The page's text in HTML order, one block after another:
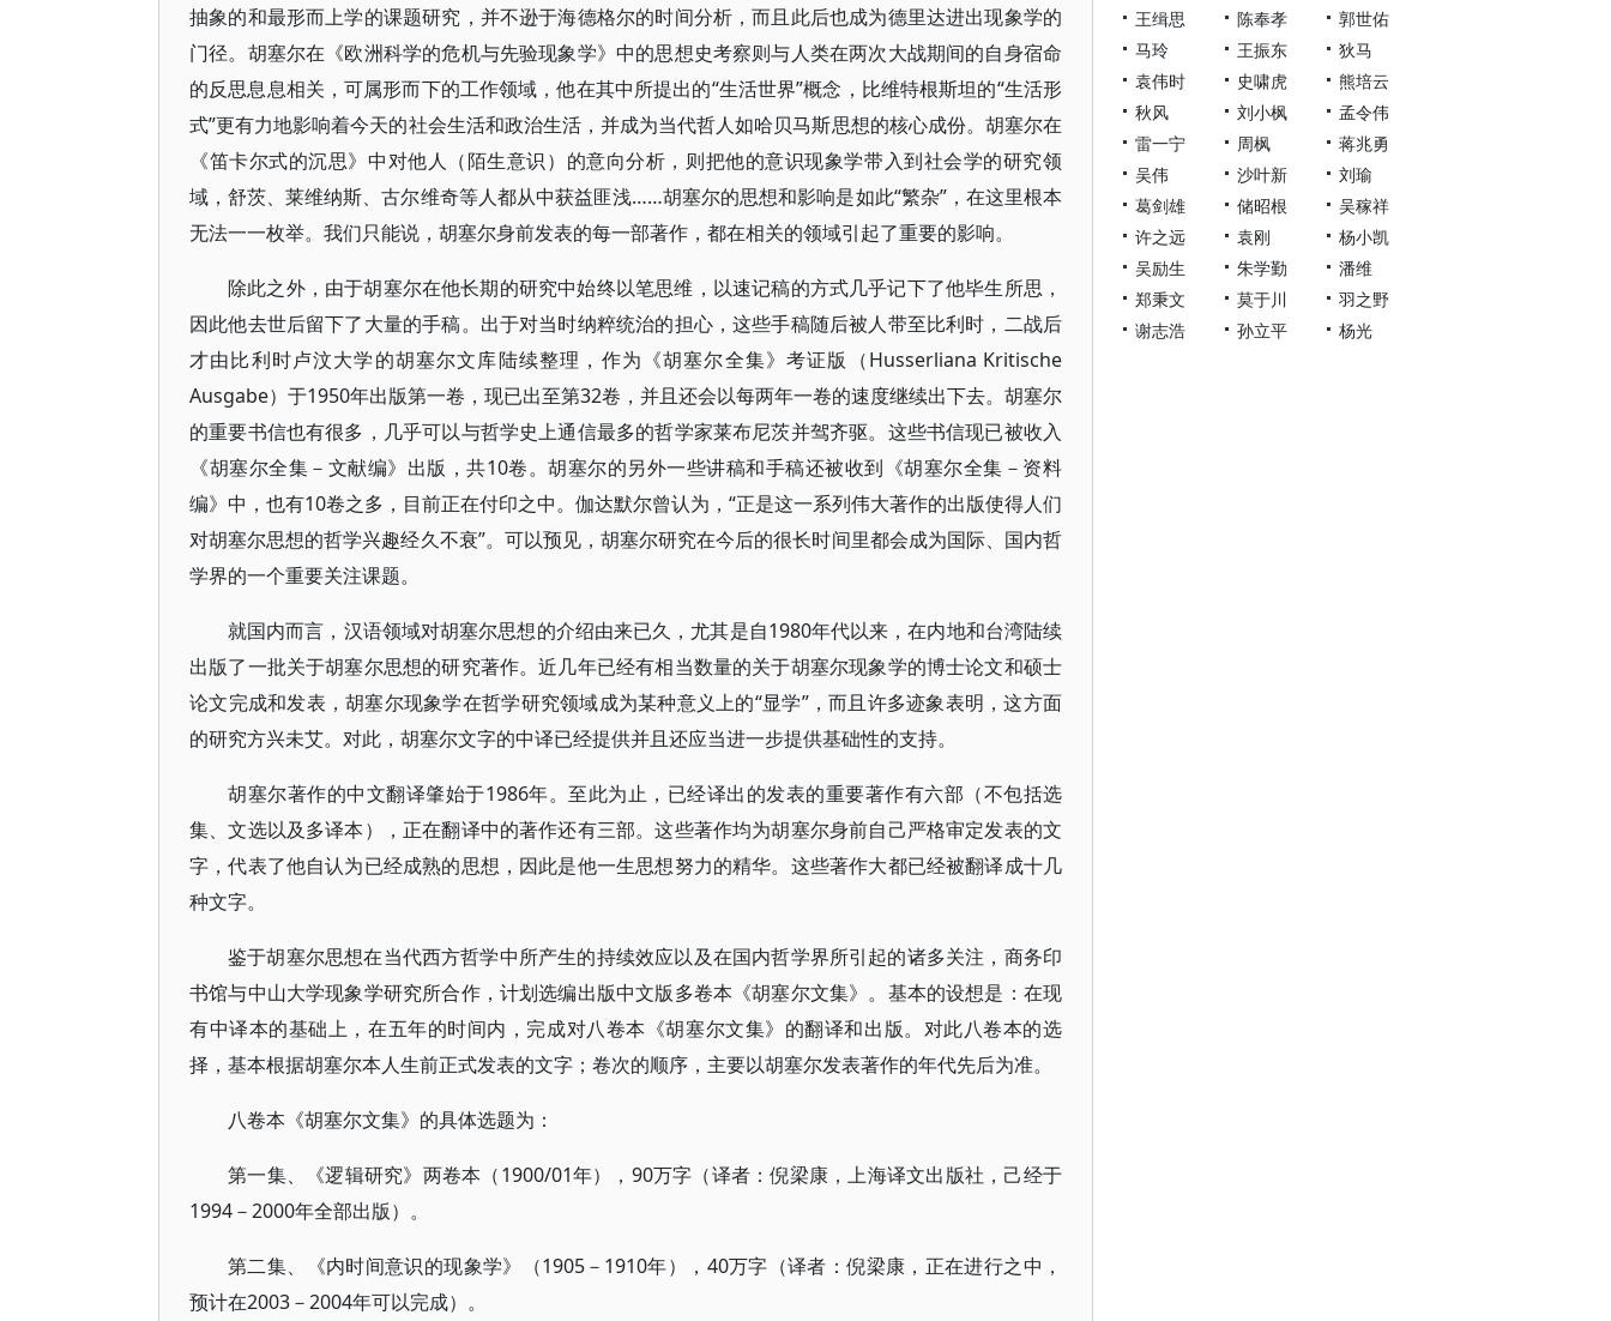
抽象的和最形而上学的课题研究，并不逊于海德格尔的时间分析，而且此后也成为德里达进出现象学的
门径。胡塞尔在《欧洲科学的危机与先验现象学》中的思想史考察则与人类在两次大战期间的自身宿命
的反思息息相关，可属形而下的工作领域，他在其中所提出的“生活世界”概念，比维特根斯坦的“生活形
式”更有力地影响着今天的社会生活和政治生活，并成为当代哲人如哈贝马斯思想的核心成份。胡塞尔在
《笛卡尔式的沉思》中对他人（陌生意识）的意向分析，则把他的意识现象学带入到社会学的研究领
域，舒茨、莱维纳斯、古尔维奇等人都从中获益匪浅……胡塞尔的思想和影响是如此“繁杂”，在这里根本
无法一一枚举。我们只能说，胡塞尔身前发表的每一部著作，都在相关的领域引起了重要的影响。
除此之外，由于胡塞尔在他长期的研究中始终以笔思维，以速记稿的方式几乎记下了他毕生所思，
因此他去世后留下了大量的手稿。出于对当时纳粹统治的担心，这些手稿随后被人带至比利时，二战后
才由比利时卢汶大学的胡塞尔文库陆续整理，作为《胡塞尔全集》考证版（Husserliana Kritische
Ausgabe）于1950年出版第一卷，现已出至第32卷，并且还会以每两年一卷的速度继续出下去。胡塞尔
的重要书信也有很多，几乎可以与哲学史上通信最多的哲学家莱布尼茨并驾齐驱。这些书信现已被收入
《胡塞尔全集－文献编》出版，共10卷。胡塞尔的另外一些讲稿和手稿还被收到《胡塞尔全集－资料
编》中，也有10卷之多，目前正在付印之中。伽达默尔曾认为，“正是这一系列伟大著作的出版使得人们
对胡塞尔思想的哲学兴趣经久不衰”。可以预见，胡塞尔研究在今后的很长时间里都会成为国际、国内哲
学界的一个重要关注课题。
就国内而言，汉语领域对胡塞尔思想的介绍由来已久，尤其是自1980年代以来，在内地和台湾陆续
出版了一批关于胡塞尔思想的研究著作。近几年已经有相当数量的关于胡塞尔现象学的博士论文和硕士
论文完成和发表，胡塞尔现象学在哲学研究领域成为某种意义上的“显学”，而且许多迹象表明，这方面
的研究方兴未艾。对此，胡塞尔文字的中译已经提供并且还应当进一步提供基础性的支持。
胡塞尔著作的中文翻译肇始于1986年。至此为止，已经译出的发表的重要著作有六部（不包括选
集、文选以及多译本），正在翻译中的著作还有三部。这些著作均为胡塞尔身前自己严格审定发表的文
字，代表了他自认为已经成熟的思想，因此是他一生思想努力的精华。这些著作大都已经被翻译成十几
种文字。
鉴于胡塞尔思想在当代西方哲学中所产生的持续效应以及在国内哲学界所引起的诸多关注，商务印
书馆与中山大学现象学研究所合作，计划选编出版中文版多卷本《胡塞尔文集》。基本的设想是：在现
有中译本的基础上，在五年的时间内，完成对八卷本《胡塞尔文集》的翻译和出版。对此八卷本的选
择，基本根据胡塞尔本人生前正式发表的文字；卷次的顺序，主要以胡塞尔发表著作的年代先后为准。
八卷本《胡塞尔文集》的具体选题为：
第一集、《逻辑研究》两卷本（1900/01年），90万字（译者：倪梁康，上海译文出版社，己经于
1994－2000年全部出版）。
第二集、《内时间意识的现象学》（1905－1910年），40万字（译者：倪梁康，正在进行之中，
预计在2003－2004年可以完成）。
王缉思
陈奉孝
郭世佑
马玲
王振东
狄马
袁伟时
史啸虎
熊培云
秋风
刘小枫
孟令伟
雷一宁
周枫
蒋兆勇
吴伟
沙叶新
刘瑜
葛剑雄
储昭根
吴稼祥
许之远
袁刚
杨小凯
吴励生
朱学勤
潘维
郑秉文
莫于川
羽之野
谢志浩
孙立平 杨光